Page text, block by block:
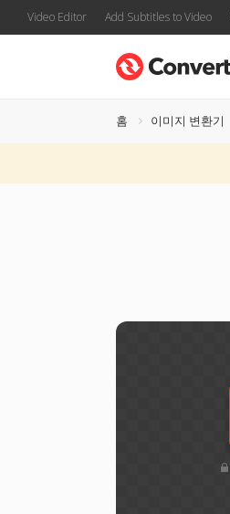
Video Editor Add Subtitles to Video
홈 이미지 변환기